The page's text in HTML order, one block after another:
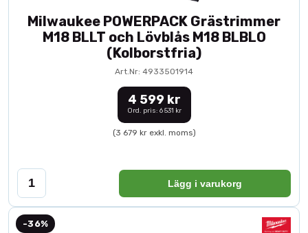
Milwaukee POWERPACK Grästrimmer
M18 BLLT och Lövblås M18 BLBLO
(Kolborstfria)
Art.Nr: 4933501914
4 599 kr
Ord. pris: 6 531 kr
(3 679 kr exkl. moms)
Lägg i varukorg
-36%